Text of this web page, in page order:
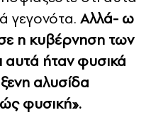
γεγονότα. Αλλά- ω
η κυβέρνηση των
αυτά ήταν φυσικά
αλυσίδα
φυσική».